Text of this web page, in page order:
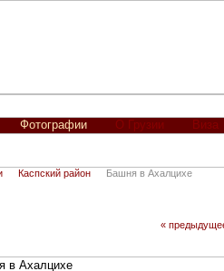
Фотографии О Грузии Виза
Каспский район Башня в Ахалцихе
«